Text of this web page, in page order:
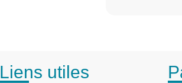
Liens utiles